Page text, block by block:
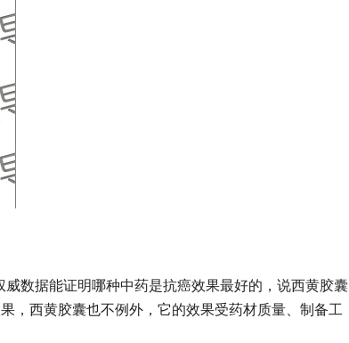
数据能证明哪种中药是抗癌效果最好的，说西黄胶囊
，西黄胶囊也不例外，它的效果受药材质量、制备工